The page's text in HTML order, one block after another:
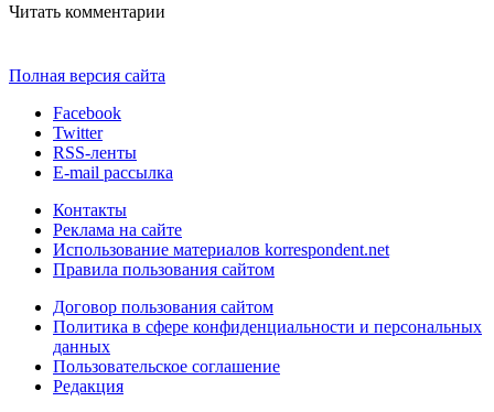
Читать комментарии
Полная версия сайта
Facebook
Twitter
RSS-ленты
E-mail рассылка
Контакты
Реклама на сайте
Использование материалов korrespondent.net
Правила пользования сайтом
Договор пользования сайтом
Политика в сфере конфиденциальности и персональных
данных
Пользовательское соглашение
Редакция